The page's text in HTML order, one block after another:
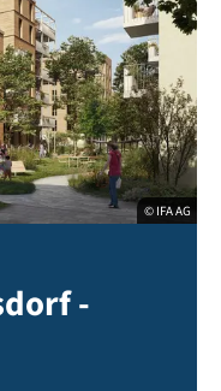
© IFA AG
-